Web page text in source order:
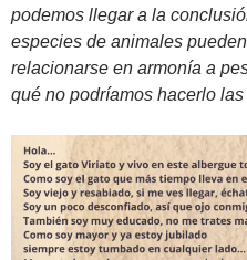
podemos llegar a la
especies de animales
relacionarse en armonía a
qué no podríamos hacerlo